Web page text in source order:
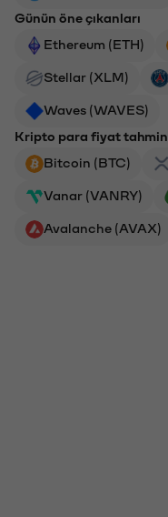
Günün öne çıkanları
Ethereum (ETH)
Stellar (XLM)
Waves (WAVES)
Kripto para fiyat
Bitcoin (BTC)
Vanar (VANRY)
Avalanche (AVAX)